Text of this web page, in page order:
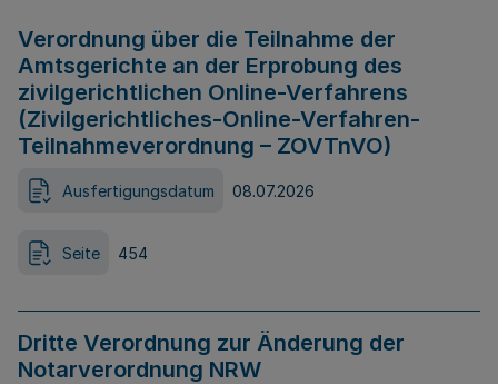
Verordnung über die Teilnahme der
Amtsgerichte an der Erprobung des
zivilgerichtlichen Online-Verfahrens
(Zivilgerichtliches-Online-Verfahren-
Teilnahmeverordnung – ZOVTnVO)
Ausfertigungsdatum 08.07.2026
Seite 454
Dritte Verordnung zur Änderung der
Notarverordnung NRW